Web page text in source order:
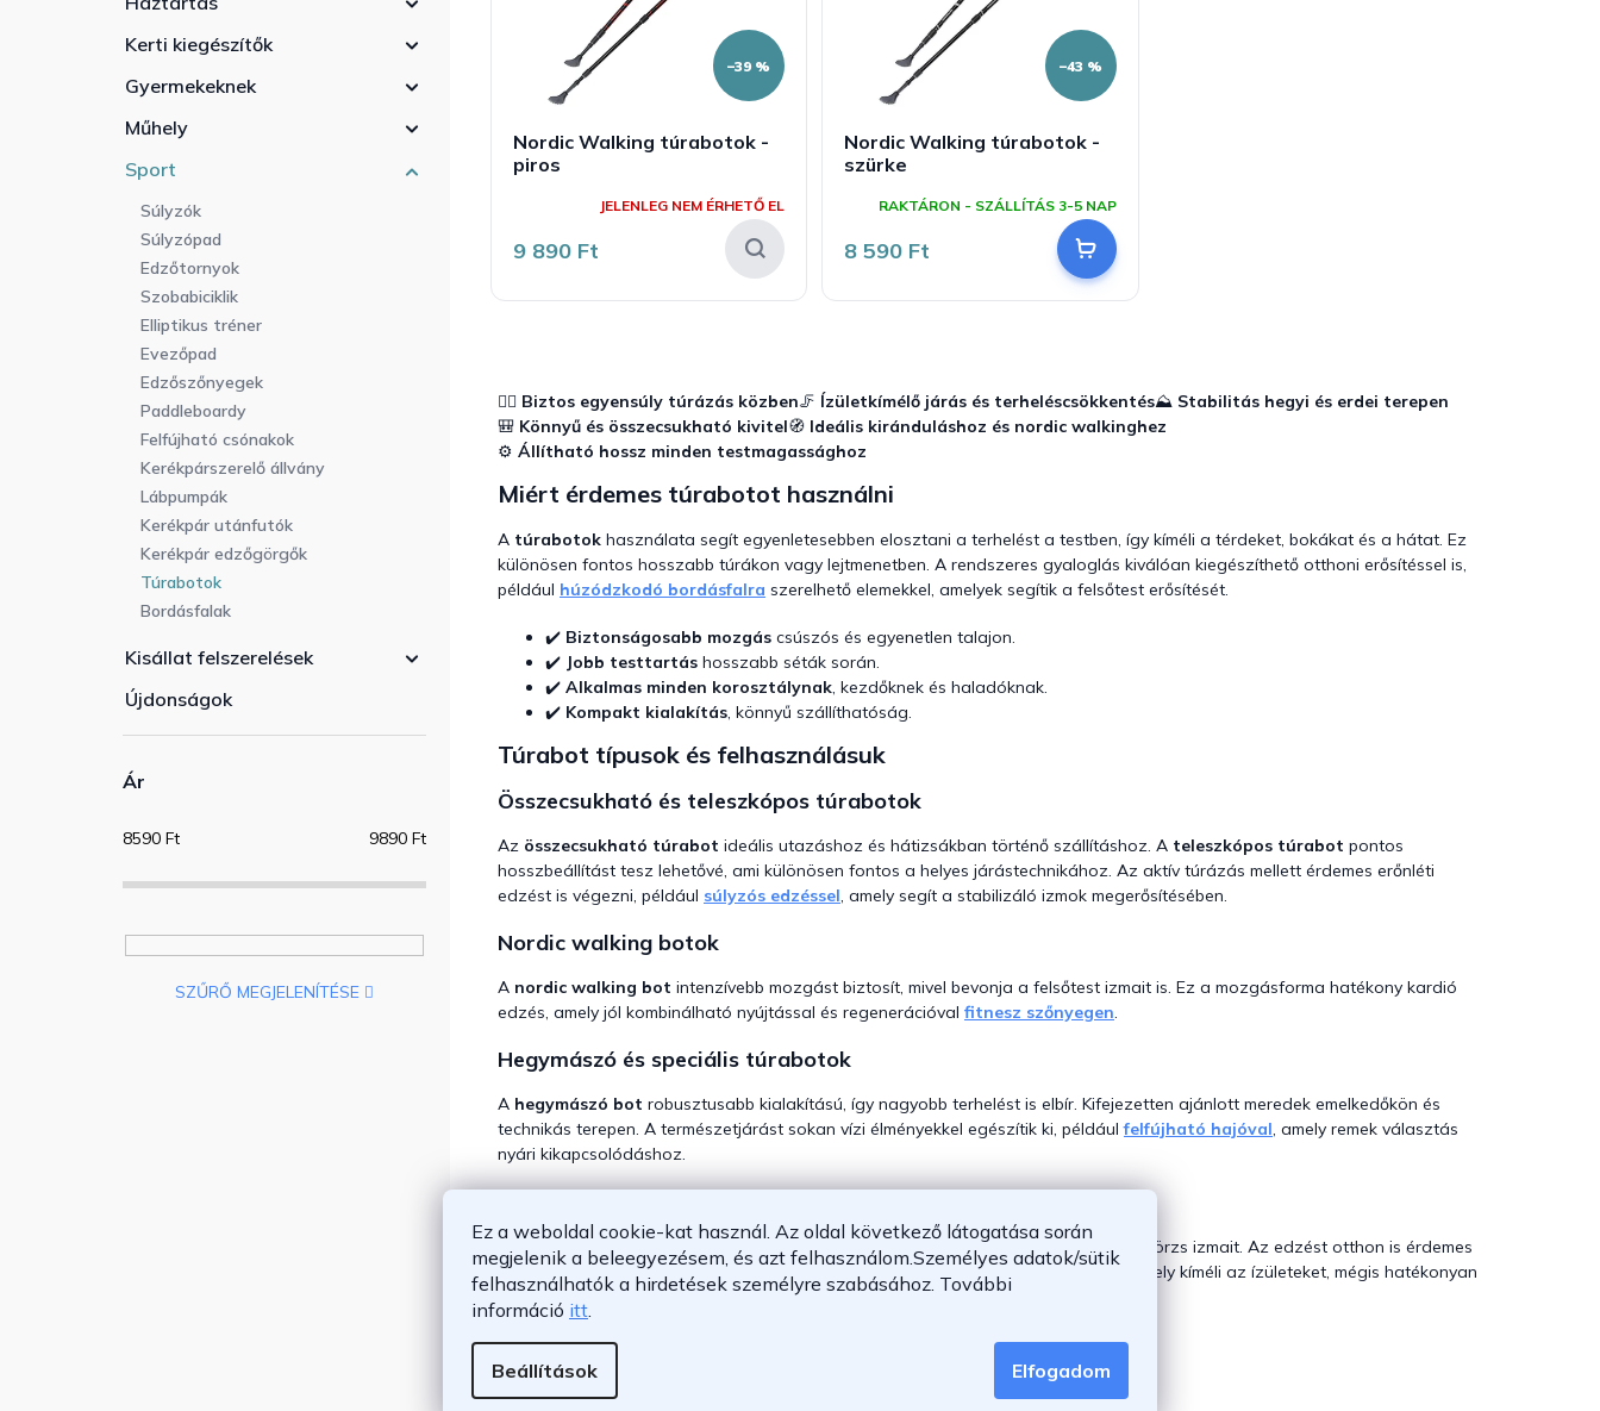
Ez a weboldal cookie-kat használ. Az oldal következő látogatása során
megjelenik a beleegyezésem, és azt felhasználom.Személyes adatok/sütik
felhasználhatók a hirdetések személyre szabásához. További
információ itt.
Beállítások Elfogadom
Kerti kiegészítők
Gyermekeknek
Műhely
Sport
Súlyzók
Súlyzópad
Edzőtornyok
Szobabiciklik
Elliptikus tréner
Evezőpad
Edzőszőnyegek
Paddleboardy
Felfújható csónakok
Kerékpárszerelő állvány
Lábpumpák
Kerékpár utánfutók
Kerékpár edzőgörgők
Túrabotok
Bordásfalak
Kisállat felszerelések
Újdonságok
Ár
8590 Ft 9890 Ft
SZŰRŐ MEGJELENÍTÉSE
–39 %
Nordic Walking túrabotok -
piros
JELENLEG NEM ÉRHETŐ EL
9 890 Ft
–43 %
Nordic Walking túrabotok -
szürke
RAKTÁRON - SZÁLLÍTÁS 3-5 NAP
8 590 Ft
s
t
a
n
y
í
t
s
l
🚶‍♂️ Biztos egyensúly túrázás közben🦵 Ízületkímélő járás és terheléscsökkentés⛰️ Stabilitás hegyi és erdei terepen
🎒 Könnyű és összecsukható kivitel🧭 Ideális kiránduláshoz és nordic walkinghez
⚙️ Állítható hossz minden testmagassághoz
Miért érdemes túrabotot használni
A túrabotok használata segít egyenletesebben elosztani a terhelést a testben, így kíméli a térdeket, bokákat és a hátat. Ez
különösen fontos hosszabb túrákon vagy lejtmenetben. A rendszeres gyaloglás kiválóan kiegészíthető otthoni erősítéssel is,
például húzódzkodó bordásfalra szerelhető elemekkel, amelyek segítik a felsőtest erősítését.
✔️ Biztonságosabb mozgás csúszós és egyenetlen talajon.
✔️ Jobb testtartás hosszabb séták során.
✔️ Alkalmas minden korosztálynak, kezdőknek és haladóknak.
✔️ Kompakt kialakítás, könnyű szállíthatóság.
Túrabot típusok és felhasználásuk
Összecsukható és teleszkópos túrabotok
Az összecsukható túrabot ideális utazáshoz és hátizsákban történő szállításhoz. A teleszkópos túrabot pontos
hosszbeállítást tesz lehetővé, ami különösen fontos a helyes járástechnikához. Az aktív túrázás mellett érdemes erőnléti
edzést is végezni, például súlyzós edzéssel, amely segít a stabilizáló izmok megerősítésében.
Nordic walking botok
A nordic walking bot intenzívebb mozgást biztosít, mivel bevonja a felsőtest izmait is. Ez a mozgásforma hatékony kardió
edzés, amely jól kombinálható nyújtással és regenerációval fitnesz szőnyegen.
Hegymászó és speciális túrabotok
A hegymászó bot robusztusabb kialakítású, így nagyobb terhelést is elbír. Kifejezetten ajánlott meredek emelkedőkön és
technikás terepen. A természetjárást sokan vízi élményekkel egészítik ki, példáulfelfújható hajóval, amely remek választás
nyári kikapcsolódáshoz.
A rendszeres gyaloglás és túrázás javítja az állóképességet, erősíti a lábakat és a törzs izmait. Az edzést otthon is érdemes
kiegészíteni kardió mozgással, például egyolcsó elliptikus trénersegítségével, amely kíméli az ízületeket, mégis hatékonyan
növeli az állóképességet.
Mire figyeljünk túrabot vásárlásakor
Anyaghasználat